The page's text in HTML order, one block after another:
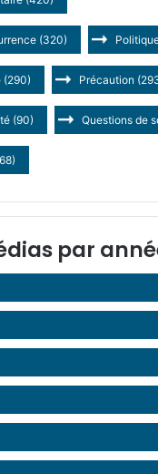
(320)
(290) Précaution
(90) Questions de
par